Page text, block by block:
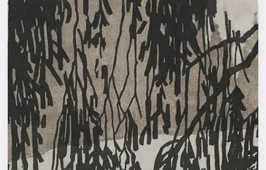
Выставки
Квесты
Экскурсии
Спорт
События
Города